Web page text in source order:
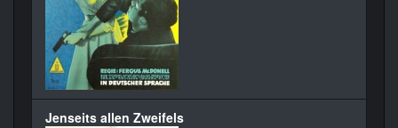
Jenseits allen Zweifels